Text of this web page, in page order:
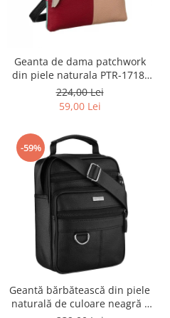
Geanta de dama patchwork
din piele naturala PTR-1718-
SKL-6922 MULTI
224,00 Lei
59,00 Lei
-59%
Geantă bărbătească din piele
naturală de culoare neagră -